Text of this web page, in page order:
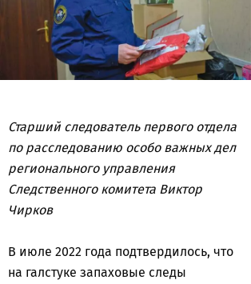
Старший следователь первого отдела
по расследованию особо важных дел
регионального управления
Следственного комитета Виктор
Чирков
В июле 2022 года подтвердилось, что
на галстуке запаховые следы